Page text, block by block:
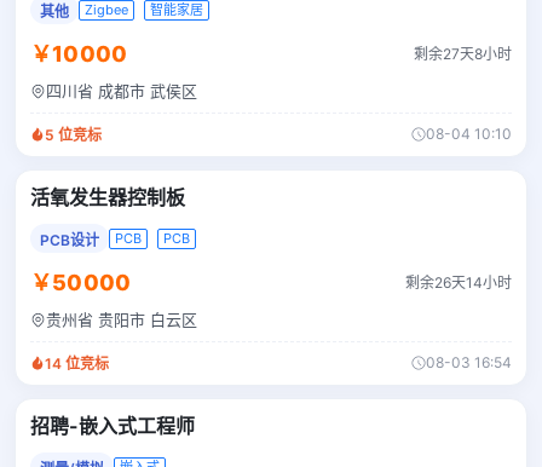
其他 Zigbee 智能家居
￥10000 剩余27天8小时
四川省 成都市 武侯区
5 位竞标 08-04 10:10
活氧发生器控制板
PCB设计 PCB PCB
￥50000 剩余26天14小时
贵州省 贵阳市 白云区
14 位竞标 08-03 16:54
招聘-嵌入式工程师